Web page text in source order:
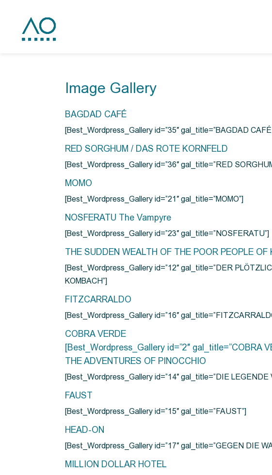
Image Gallery
BAGDAD CAFÉ
[Best_Wordpress_Gallery id=”35″ gal_title=”BAGDAD
RED SORGHUM / DAS ROTE KORNFELD
[Best_Wordpress_Gallery id=”36″ gal_title=”RED
MOMO
[Best_Wordpress_Gallery id=”21″ gal_title=”MOMO”]
NOSFERATU The Vampyre
[Best_Wordpress_Gallery id=”23″ gal_title=”NOSFERATU”]
THE SUDDEN WEALTH OF THE POOR PEOPLE OF
[Best_Wordpress_Gallery id=”12″ gal_title=”DER
KOMBACH”]
FITZCARRALDO
[Best_Wordpress_Gallery id=”16″
COBRA VERDE
[Best_Wordpress_Gallery id=”2″ gal_title=”COBRA
THE ADVENTURES OF PINOCCHIO
[Best_Wordpress_Gallery id=”14″ gal_title=”DIE LEGENDE
FAUST
[Best_Wordpress_Gallery id=”15″ gal_title=”FAUST”]
HEAD-ON
[Best_Wordpress_Gallery id=”17″ gal_title=”GEGEN DIE
MILLION DOLLAR HOTEL